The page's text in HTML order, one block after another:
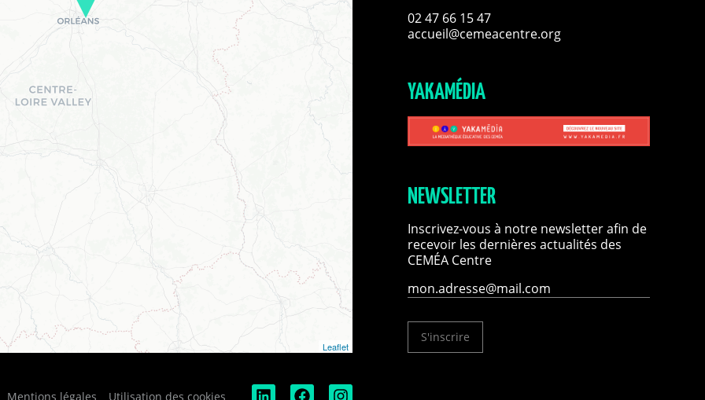
Leaflet
02 47 66 15 47
accueil@cemeacentre.org
YAKAMÉDIA
NEWSLETTER
Inscrivez-vous à notre newsletter afin de
recevoir les dernières actualités des
CEMÉA Centre
S'inscrire
Mentions légales Utilisation des cookies